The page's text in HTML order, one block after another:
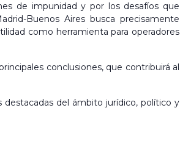
de impunidad y por los desafíos que
Buenos Aires busca precisamente
como herramienta para operadores
conclusiones, que contribuirá al
destacadas del ámbito jurídico, político y